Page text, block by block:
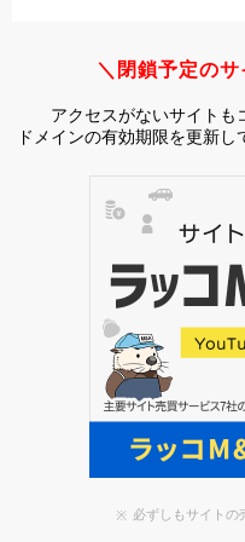
＼閉鎖予定の
アクセスがないサイトも
ドメインの有効期限を更新
必ずしもサイトの